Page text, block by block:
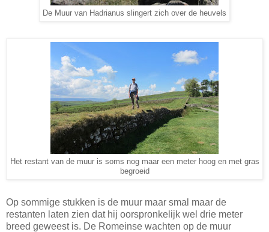
De Muur van Hadrianus slingert zich over de heuvels
Het restant van de muur is soms nog maar een meter hoog en met gras
begroeid
Op sommige stukken is de muur maar smal maar de
restanten laten zien dat hij oorspronkelijk wel drie meter
breed geweest is. De Romeinse wachten op de muur